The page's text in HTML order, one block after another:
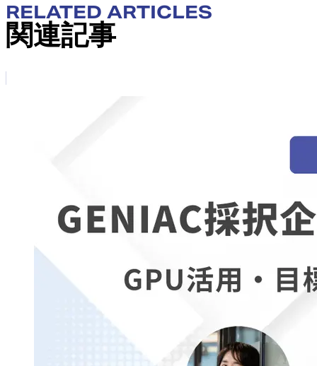
RELATED ARTICLES
関連記事